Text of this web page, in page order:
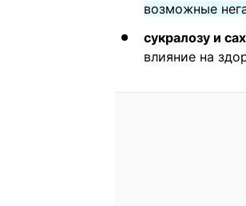
возможные
сукралозу и
влияние на